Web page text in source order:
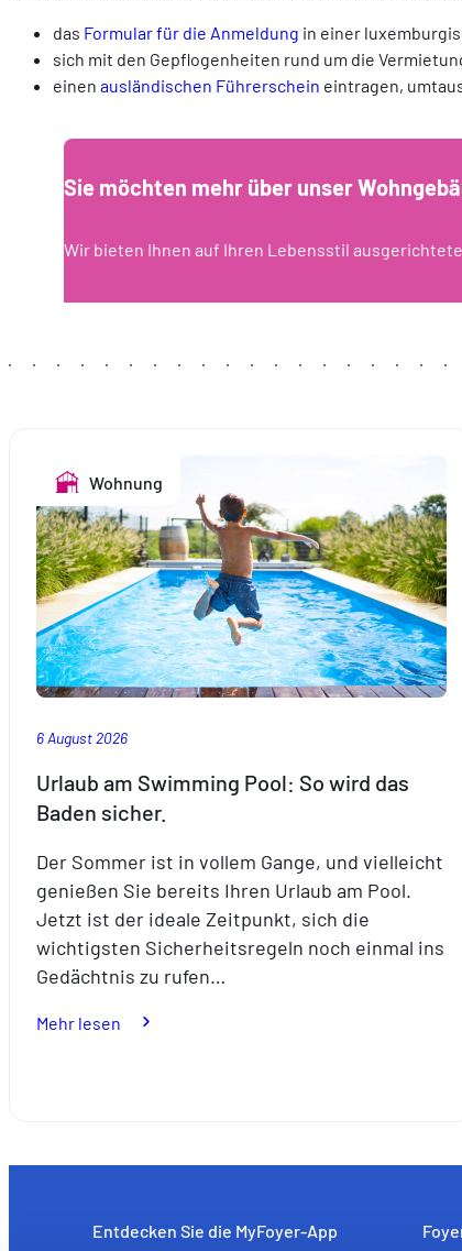
das Formular für die Anmeldung in einer
sich mit den Gepflogenheiten rund um die
einen ausländischen Führerschein eintragen,
Sie möchten mehr über unser
Wir bieten Ihnen auf Ihren Lebensstil
Wohnung
6 August 2026
Urlaub am Swimming Pool: So wird das
Baden sicher.
Der Sommer ist in vollem Gange, und vielleicht
genießen Sie bereits Ihren Urlaub am Pool.
Jetzt ist der ideale Zeitpunkt, sich die
wichtigsten Sicherheitsregeln noch einmal ins
Gedächtnis zu rufen…
Mehr lesen
Baden
Entdecken Sie die MyFoyer-App